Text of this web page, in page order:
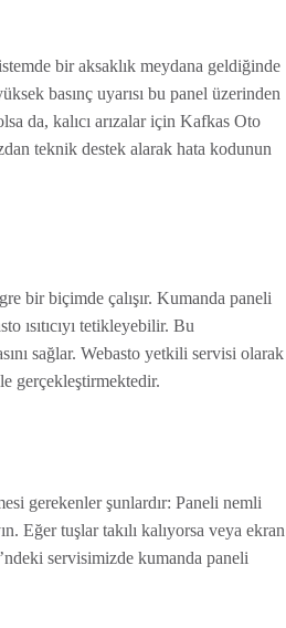
bir aksaklık meydana geldiğinde
basınç uyarısı bu panel üzerinden
da, kalıcı arızalar için Kafkas Oto
teknik destek alarak hata kodunun
bir biçimde çalışır. Kumanda paneli
ısıtıcıyı tetikleyebilir. Bu
sağlar. Webasto yetkili servisi olarak
gerçekleştirmektedir.
gerekenler şunlardır: Paneli nemli
Eğer tuşlar takılı kalıyorsa veya ekran
servisimizde kumanda paneli